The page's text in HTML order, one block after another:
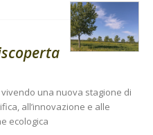
una nuova stagione di
all’innovazione e alle
ecologica